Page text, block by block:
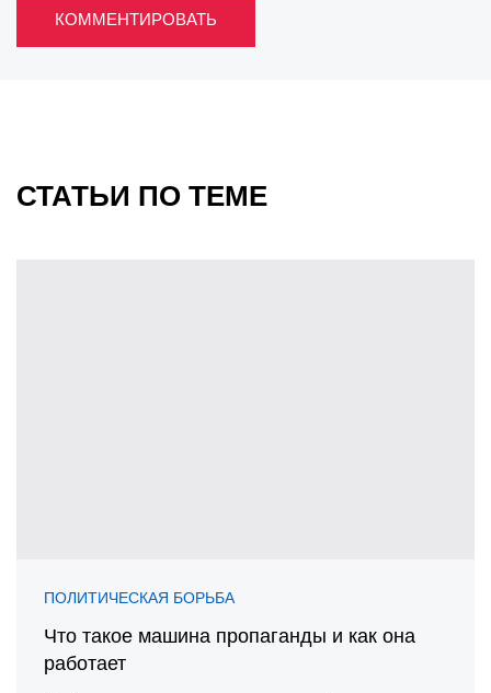
КОММЕНТИРОВАТЬ
СТАТЬИ ПО ТЕМЕ
ПОЛИТИЧЕСКАЯ БОРЬБА
Что такое машина пропаганды и как она
работает